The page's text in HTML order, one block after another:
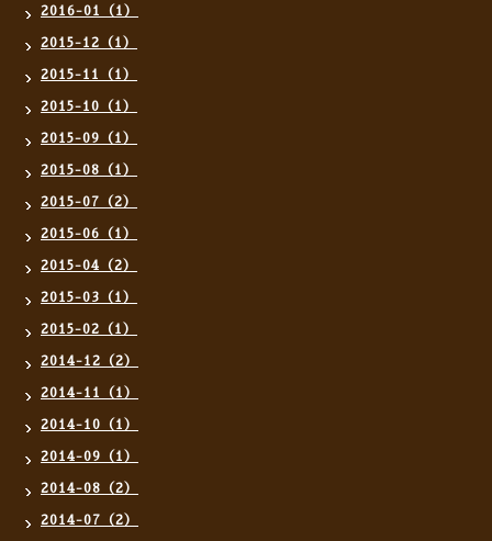
2016-01（1）
2015-12（1）
2015-11（1）
2015-10（1）
2015-09（1）
2015-08（1）
2015-07（2）
2015-06（1）
2015-04（2）
2015-03（1）
2015-02（1）
2014-12（2）
2014-11（1）
2014-10（1）
2014-09（1）
2014-08（2）
2014-07（2）